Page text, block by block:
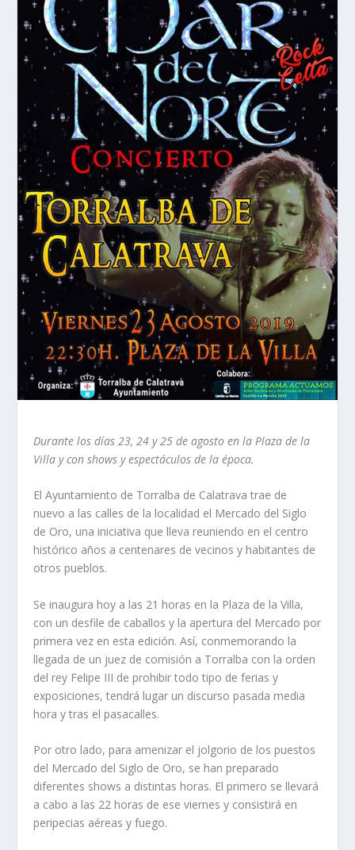
Durante los días 23, 24 y 25 de agosto en la Plaza de la
Villa y con shows y espectáculos de la época.
El Ayuntamiento de Torralba de Calatrava trae de
nuevo a las calles de la localidad el Mercado del Siglo
de Oro, una iniciativa que lleva reuniendo en el centro
histórico años a centenares de vecinos y habitantes de
otros pueblos.
Se inaugura hoy a las 21 horas en la Plaza de la Villa,
con un desfile de caballos y la apertura del Mercado por
primera vez en esta edición. Así, conmemorando la
llegada de un juez de comisión a Torralba con la orden
del rey Felipe III de prohibir todo tipo de ferias y
exposiciones, tendrá lugar un discurso pasada media
hora y tras el pasacalles.
Por otro lado, para amenizar el jolgorio de los puestos
del Mercado del Siglo de Oro, se han preparado
diferentes shows a distintas horas. El primero se llevará
a cabo a las 22 horas de ese viernes y consistirá en
peripecias aéreas y fuego.